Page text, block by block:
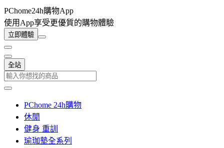
PChome24h購物App
使用App享受更優質的購物體驗
立即體驗
全站
PChome 24h購物
休閒
健身 重訓
瑜珈墊全系列